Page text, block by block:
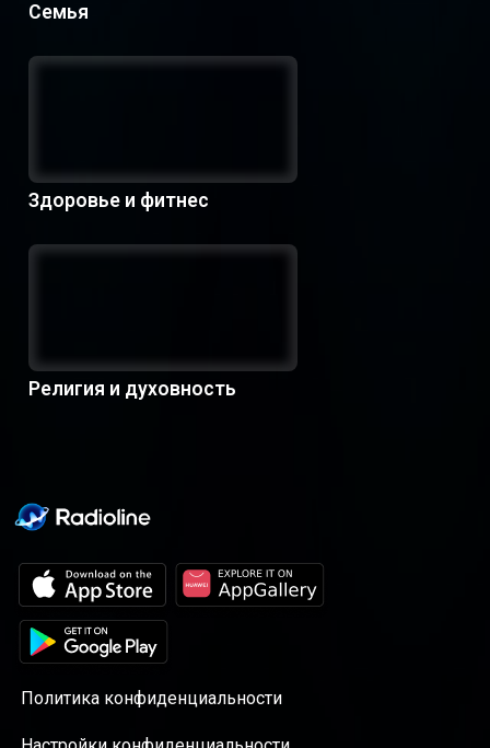
Семья
Здоровье и фитнес
Религия и духовность
Политика конфиденциальности